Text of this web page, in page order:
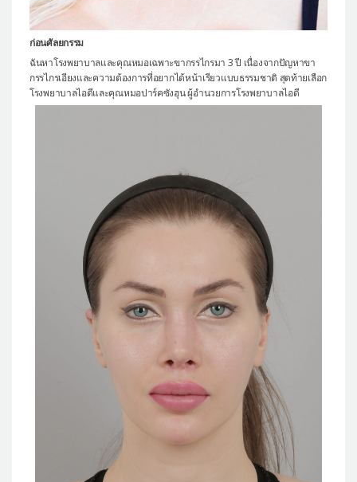
ก่อนศัลยกรรม
ฉันหาโรงพยาบาลและคุณหมอเฉพาะขากรรไกรมา 3 ปี เนื่องจากปัญหาขา
กรรไกรเอียงและความต้องการที่อยากได้หน้าเรียวแบบธรรมชาติ สุดท้ายเลือก
โรงพยาบาลไอดีและคุณหมอปาร์คซังฮุน ผู้อำนวยการโรงพยาบาลไอดี